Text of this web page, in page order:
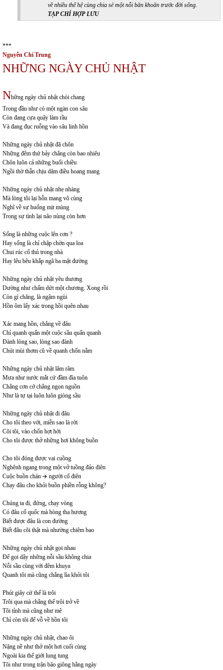
về nhiều thế hệ cùng chia sẻ một nỗi băn khoăn trước đời sống.
TẠP CHÍ HỢP LƯU
***
Nguyễn Chí Trung
NHỮNG NGÀY CHỦ NHẬT
Những ngày chủ nhật chói chang
Trong đầu như có một ngàn con sâu
Còn đang cựa quậy làm rầu
Và đang đục ruỗng vào sâu linh hồn
Những ngày chủ nhật đã chôn
Những đêm thứ bảy chẳng còn bao nhiêu
Chôn luôn cả những buổi chiều
Ngồi thờ thẫn chịu dăm điều hoang mang
Những ngày chủ nhật nhẹ nhàng
Mà lòng tôi lại hỗn mang vô cùng
Nghĩ về sự huống mịt mùng
Trong sự tình lại não nùng còn hơn
Sống là những cuộc lên cơn ?
Hay sống là chỉ chập chờn qua loa
Chui rúc cố thủ trong nhà
Hay lêu bêu khắp ngã ba mặt đường
Những ngày chủ nhật yêu thương
Dường như chấm dứt một chương. Xong rồi
Còn gì chăng, là ngậm ngùi
Hồn ôm lấy xác trong hồi quên nhau
Xác mang hồn, chẳng về đâu
Chỉ quanh quẩn một cuộc sầu quẩn quanh
Đành lòng sao, lòng sao đành
Chút mùi thơm cũ về quanh chốn nằm
Những ngày chủ nhật lâm râm
Mưa như nước mắt cứ đầm đìa tuôn
Chẳng cơn cớ chẳng ngọn nguồn
Như là tự tại luôn luôn giòng sầu
Những ngày chủ nhật đi đâu
Cho tôi theo với, miễn sao là rời
Cõi tôi, vào chốn hợt hời
Cho tôi được thở những hơi không buồn
Cho tôi đóng được vai cuồng
Nghênh ngang trong một vở tuồng đảo điên
Cuộc buồn chán 🡪 người cố điên
Chạy đâu cho khỏi buồn phiền rỗng không?
Chúng ta đi, đứng, chạy vòng
Có đâu cố quốc mà hòng tha hương
Biết được đâu là con đường
Biết đâu cõi thật mà nhường chiêm bao
Những ngày chủ nhật gọi nhau
Để gọi dậy những nỗi sầu không chia
Nỗi sầu cùng với đêm khuya
Quanh tôi mà cũng chẳng lìa khỏi tôi
Phút giây cứ thế là trôi
Trôi qua mà chẳng thể trôi trở về
Tôi tỉnh mà cũng như mê
Chỉ còn tôi để vỗ về hồn tôi
Những ngày chủ nhật, chao ôi
Nặng nề như thở một hơi cuối cùng
Ngoài kia thế giới lung tung
Tôi như trong trận bão giông hằng ngày